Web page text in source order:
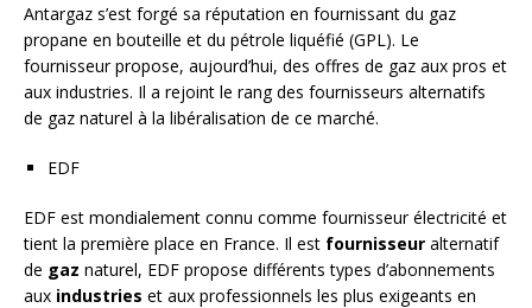
Antargaz s’est forgé sa réputation en fournissant du gaz
propane en bouteille et du pétrole liquéfié (GPL). Le
fournisseur propose, aujourd’hui, des offres de gaz aux pros et
aux industries. Il a rejoint le rang des fournisseurs alternatifs
de gaz naturel à la libéralisation de ce marché.
EDF
EDF est mondialement connu comme fournisseur électricité et
tient la première place en France. Il est fournisseur alternatif
de gaz naturel, EDF propose différents types d’abonnements
aux industries et aux professionnels les plus exigeants en